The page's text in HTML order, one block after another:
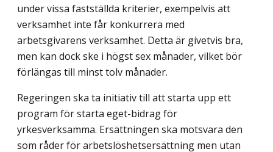
under vissa fastställda kriterier, exempelvis att
verksamhet inte får konkurrera med
arbetsgivarens verksamhet. Detta är givetvis bra,
men kan dock ske i högst sex månader, vilket bör
förlängas till minst tolv månader.
Regeringen ska ta initiativ till att starta upp ett
program för starta eget-bidrag för
yrkesverksamma. Ersättningen ska motsvara den
som råder för arbetslöshetsersättning men utan